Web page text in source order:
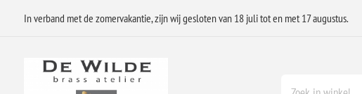
In verband met de zomervakantie, zijn wij gesloten van 18 juli tot en met 17 augustus.